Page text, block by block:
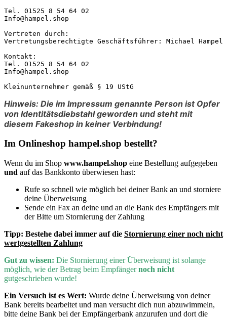
Tel. 01525 8 54 64 02
Info@hampel.shop
Vertreten durch:
Vertretungsberechtigte Geschäftsführer: Michael Hampel
Kontakt:
Tel. 01525 8 54 64 02
Info@hampel.shop
Kleinunternehmer gemäß § 19 UStG
Hinweis: Die im Impressum genannte Person ist Opfer
von Identitätsdiebstahl geworden und steht mit
diesem Fakeshop in keiner Verbindung!
Im Onlineshop hampel.shop bestellt?
Wenn du im Shop www.hampel.shop eine Bestellung aufgegeben
und auf das Bankkonto überwiesen hast:
Rufe so schnell wie möglich bei deiner Bank an und storniere
deine Überweisung
Sende ein Fax an deine und an die Bank des Empfängers mit
der Bitte um Stornierung der Zahlung
Tipp: Bestehe dabei immer auf die Stornierung einer noch nicht
wertgestellten Zahlung
Gut zu wissen: Die Stornierung einer Überweisung ist solange
möglich, wie der Betrag beim Empfängernoch nicht
gutgeschrieben wurde!
Ein Versuch ist es Wert: Wurde deine Überweisung von deiner
Bank bereits bearbeitet und man versucht dich nun abzuwimmeln,
bitte deine Bank bei der Empfängerbank anzurufen und dort die